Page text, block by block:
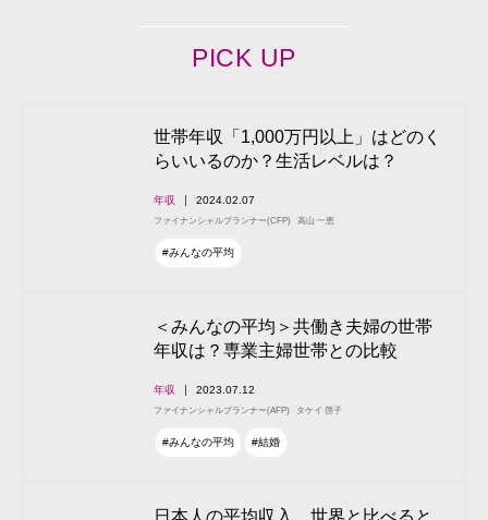
PICK UP
世帯年収「1,000万円以上」はどのく
らいいるのか？生活レベルは？
年収 2024.02.07
ファイナンシャルプランナー(CFP) 高山 一恵
#みんなの平均
＜みんなの平均＞共働き夫婦の世帯
年収は？専業主婦世帯との比較
年収 2023.07.12
ファイナンシャルプランナー(AFP) タケイ 啓子
#みんなの平均 #結婚
日本人の平均収入、世界と比べると